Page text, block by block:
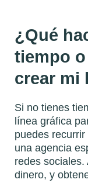
¿Qué
tiempo
crear mi
Si no tienes
línea gráfica
puedes
una agencia
redes
dinero, y